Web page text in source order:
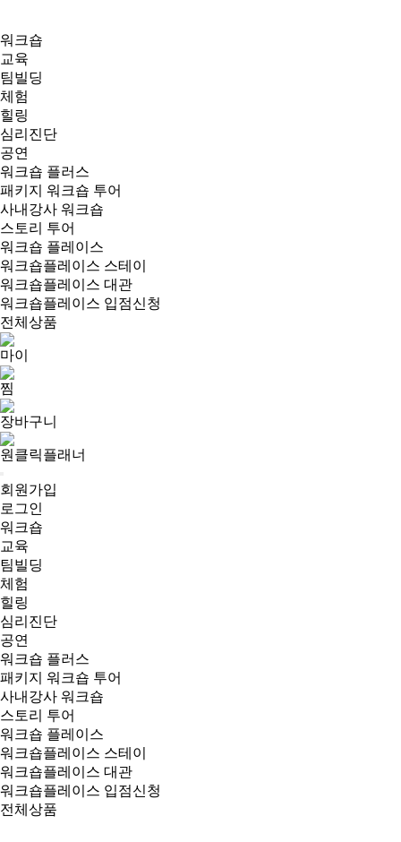
워크숍
교육
팀빌딩
체험
힐링
심리진단
공연
워크숍 플러스
패키지 워크숍 투어
사내강사 워크숍
스토리 투어
워크숍 플레이스
워크숍플레이스 스테이
워크숍플레이스 대관
워크숍플레이스 입점신청
전체상품
마이
찜
장바구니
원클릭플래너
회원가입
로그인
워크숍
교육
팀빌딩
체험
힐링
심리진단
공연
워크숍 플러스
패키지 워크숍 투어
사내강사 워크숍
스토리 투어
워크숍 플레이스
워크숍플레이스 스테이
워크숍플레이스 대관
워크숍플레이스 입점신청
전체상품